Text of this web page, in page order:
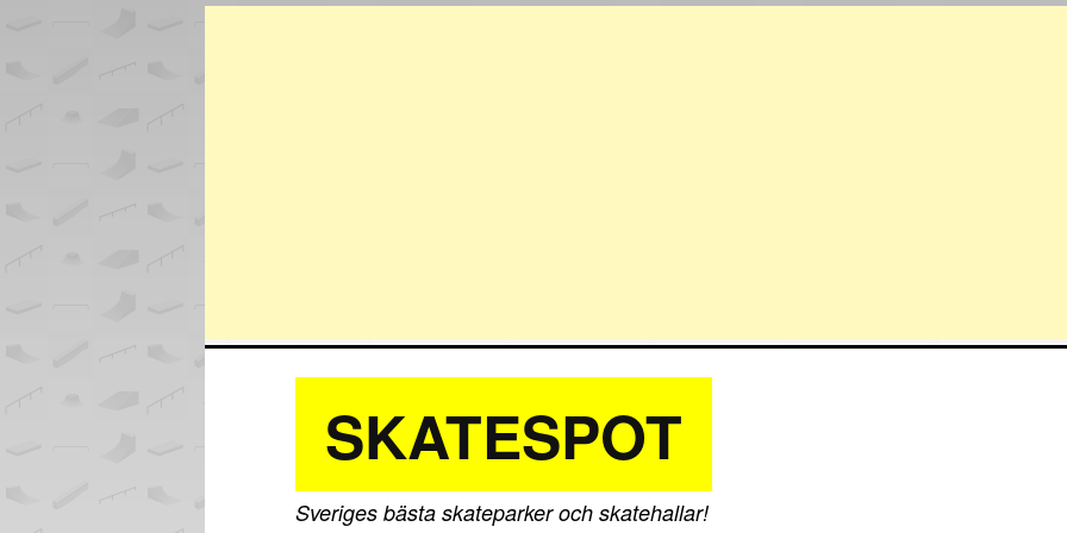
SKATESPOT
Sveriges bästa skateparker och skatehallar!